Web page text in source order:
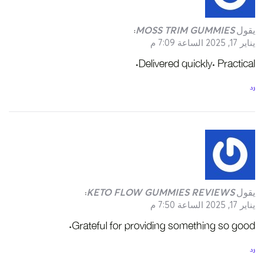
يقول MOSS TRIM GUMMIES
:
يناير 17, 2025 الساعة 7:09 م
Delivered quickly. Practical.
رد
يقول KETO FLOW GUMMIES REVIEWS
:
يناير 17, 2025 الساعة 7:50 م
Grateful for providing something so good.
رد